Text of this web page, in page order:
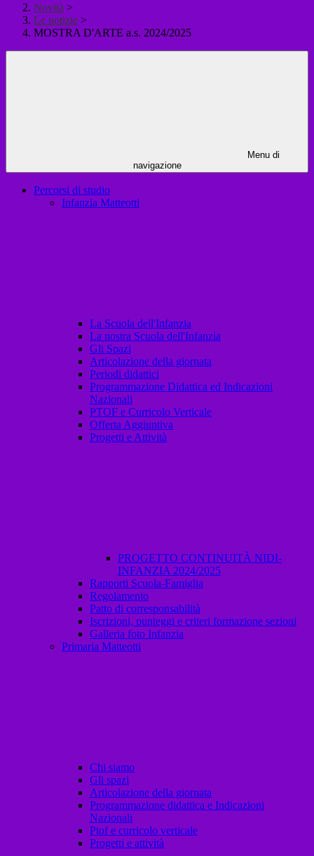
Novità >
Le notizie >
MOSTRA D'ARTE a.s. 2024/2025
Menu di
navigazione
Percorsi di studio
Infanzia Matteotti
La Scuola dell'Infanzia
La nostra Scuola dell'Infanzia
Gli Spazi
Articolazione della giornata
Periodi didattici
Programmazione Didattica ed Indicazioni
Nazionali
PTOF e Curricolo Verticale
Offerta Aggiuntiva
Progetti e Attività
PROGETTO CONTINUITÀ NIDI-
INFANZIA 2024/2025
Rapporti Scuola-Famiglia
Regolamento
Patto di corresponsabilità
Iscrizioni, punteggi e criteri formazione sezioni
Galleria foto Infanzia
Primaria Matteotti
Chi siamo
Gli spazi
Articolazione della giornata
Programmazione didattica e Indicazioni
Nazionali
Ptof e curricolo verticale
Progetti e attività